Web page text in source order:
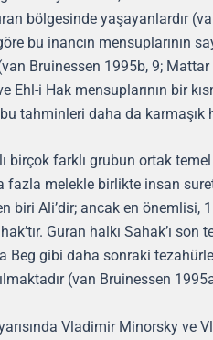
bölgesinde yaşayanlardır
bu inancın mensuplarının
Bruinessen 1995b, 9;
Ehl-i Hak mensuplarının bir
tahminleri daha da karmaşık
birçok farklı grubun ortak
fazla melekle birlikte insan
biri Ali’dir; ancak en önemlisi,
Guran halkı Sahak’ı
Beg gibi daha sonraki
(van Bruinessen
Vladimir Minorsky ve